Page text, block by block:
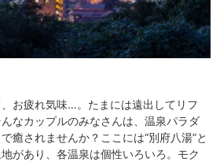
、お疲れ気味…。たまには遠出してリフ
なカップルのみなさんは、温泉パラダ
癒されませんか？ここには“別府⼋湯”と
があり、各温泉は個性いろいろ。モク